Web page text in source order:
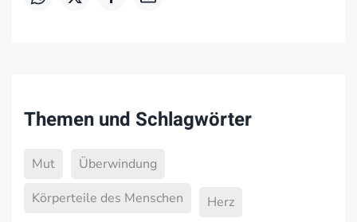
Themen und Schlagwörter
Mut
Überwindung
Körperteile des Menschen
Herz